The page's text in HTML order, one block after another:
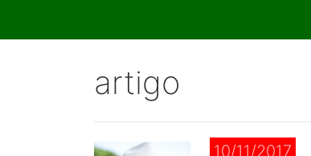
artigo
10/11/2017